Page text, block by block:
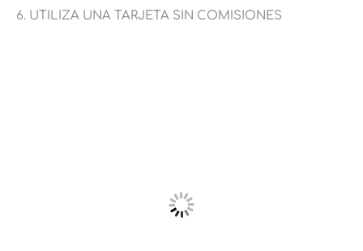
6. UTILIZA UNA TARJETA SIN COMISIONES